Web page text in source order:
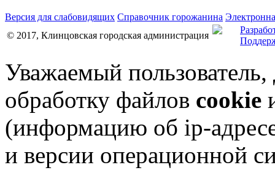
Версия для слабовидящих Справочник горожанина
© 2017, Клинцовская городская администрация
Уважаемый
обработку файлов cookie
(информацию об ip-
и версии операционной